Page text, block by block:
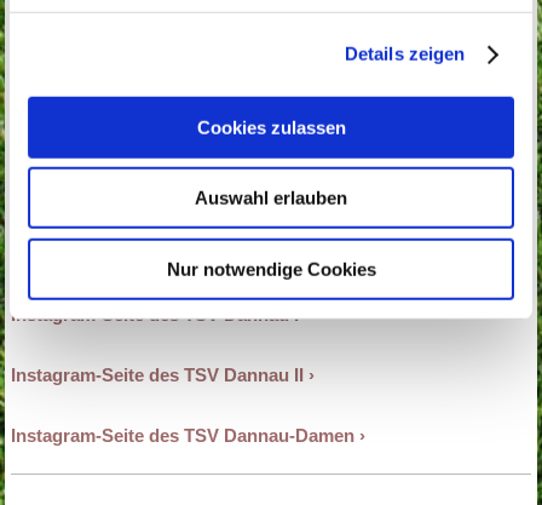
Details zeigen
Cookies zulassen
Auswahl erlauben
Nur notwendige Cookies
Folge uns...
TSV Dannau folgt
uns auch auf Instagram!
Instagram-Seite des TSV Dannau I
Instagram-Seite des TSV Dannau II
Instagram-Seite des TSV Dannau-Damen